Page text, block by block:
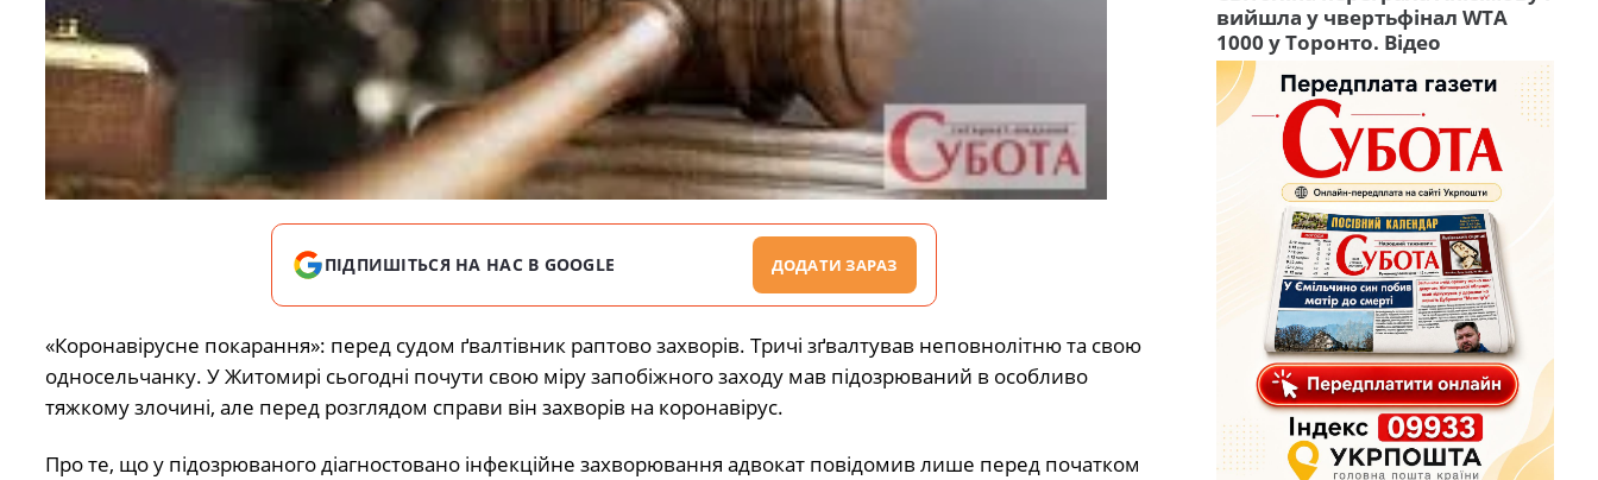
ПІДПИШІТЬСЯ НА НАС В GOOGLE ДОДАТИ ЗАРАЗ
«Коронавірусне покарання»: перед судом ґвалтівник раптово захворів. Тричі зґвалтував неповнолітню та свою
односельчанку. У Житомирі сьогодні почути свою міру запобіжного заходу мав підозрюваний в особливо
тяжкому злочині, але перед розглядом справи він захворів на коронавірус.
Про те, що у підозрюваного діагностовано інфекційне захворювання адвокат повідомив лише перед початком
вийшла у чвертьфінал WTA
1000 у Торонто. Відео